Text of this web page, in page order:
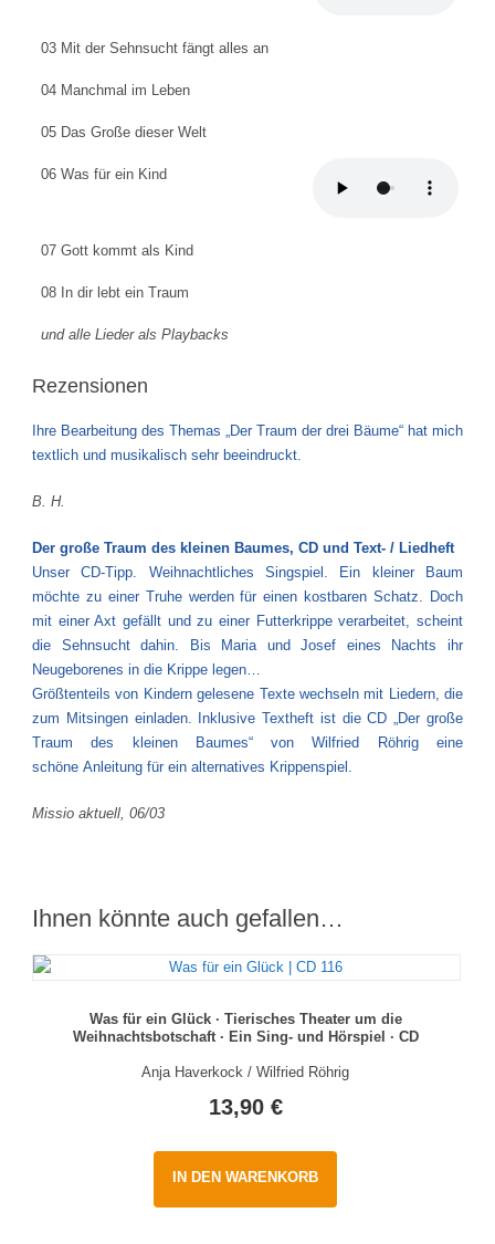
03 Mit der Sehnsucht fängt alles an
04 Manchmal im Leben
05 Das Große dieser Welt
06 Was für ein Kind
07 Gott kommt als Kind
08 In dir lebt ein Traum
und alle Lieder als Playbacks
Rezensionen
Ihre Bearbeitung des Themas „Der Traum der drei Bäume“ hat mich
textlich und musikalisch sehr beeindruckt.
B. H.
Der große Traum des kleinen Baumes, CD und Text- / Liedheft
Unser CD-Tipp. Weihnachtliches Singspiel. Ein kleiner Baum
möchte zu einer Truhe werden für einen kostbaren Schatz. Doch
mit einer Axt gefällt und zu einer Futterkrippe verarbeitet, scheint
die Sehnsucht dahin. Bis Maria und Josef eines Nachts ihr
Neugeborenes in die Krippe legen…
Größtenteils von Kindern gelesene Texte wechseln mit Liedern, die
zum Mitsingen einladen. Inklusive Textheft ist die CD „Der große
Traum des kleinen Baumes“ von Wilfried Röhrig eine
schöne Anleitung für ein alternatives Krippenspiel.
Missio aktuell, 06/03
Ihnen könnte auch gefallen…
Was für ein Glück · Tierisches Theater um die
Weihnachtsbotschaft · Ein Sing- und Hörspiel · CD
Anja Haverkock / Wilfried Röhrig
13,90 €
IN DEN WARENKORB